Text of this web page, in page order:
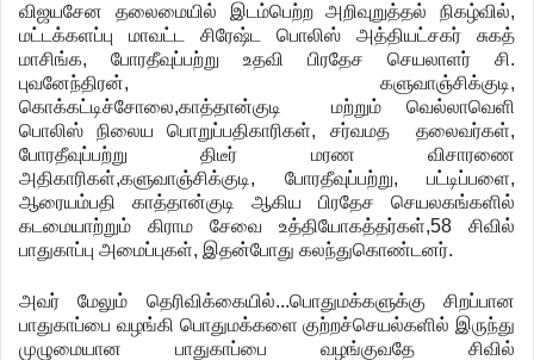
விஜயசேன
தலைமையில் இடம்பெற்ற அறிவுறுத்தல் நிகழ்வில்,
மட்டக்களப்பு
மாவட்ட சிரேஷ்ட பொலிஸ் அத்தியட்சகர்
சுகத்
மாசிங்க,போரதீவுப்பற்று உதவி பிரதேச செயலாளர் சி.
புவனேந்திரன், களுவாஞ்சிக்குடி,
கொக்கட்டிச்சோலை,காத்தான்குடி மற்றும்
வெல்லாவெளி
பொலிஸ்
நிலைய பொறுப்பதிகாரிகள், சர்வமத தலைவர்கள்,
போரதீவுப்பற்று
திடீர் மரண
விசாரணை
அதிகாரிகள்,களுவாஞ்சிக்குடி, போரதீவுப்பற்று, பட்டிப்பளை,
ஆரையம்பதி
காத்தான்குடி ஆகிய பிரதேச
செயலகங்களில்
கடமையாற்றும்
கிராம சேவை உத்தியோகத்தர்கள்,58 சிவில்
பாதுகாப்பு அமைப்புகள், இதன்போது கலந்துகொண்டனர்.
அவர் மேலும் தெரிவிக்கையில்...பொதுமக்களுக்கு
சிறப்பான
பாதுகாப்பை வழங்கி பொதுமக்களை குற்றச்செயல்களில் இருந்து
முழுமையான
பாதுகாப்பை வழங்குவதே
சிவில்